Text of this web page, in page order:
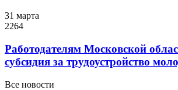
31 марта
2264
Работодателям Московской
субсидия за трудоустройство
Все новости